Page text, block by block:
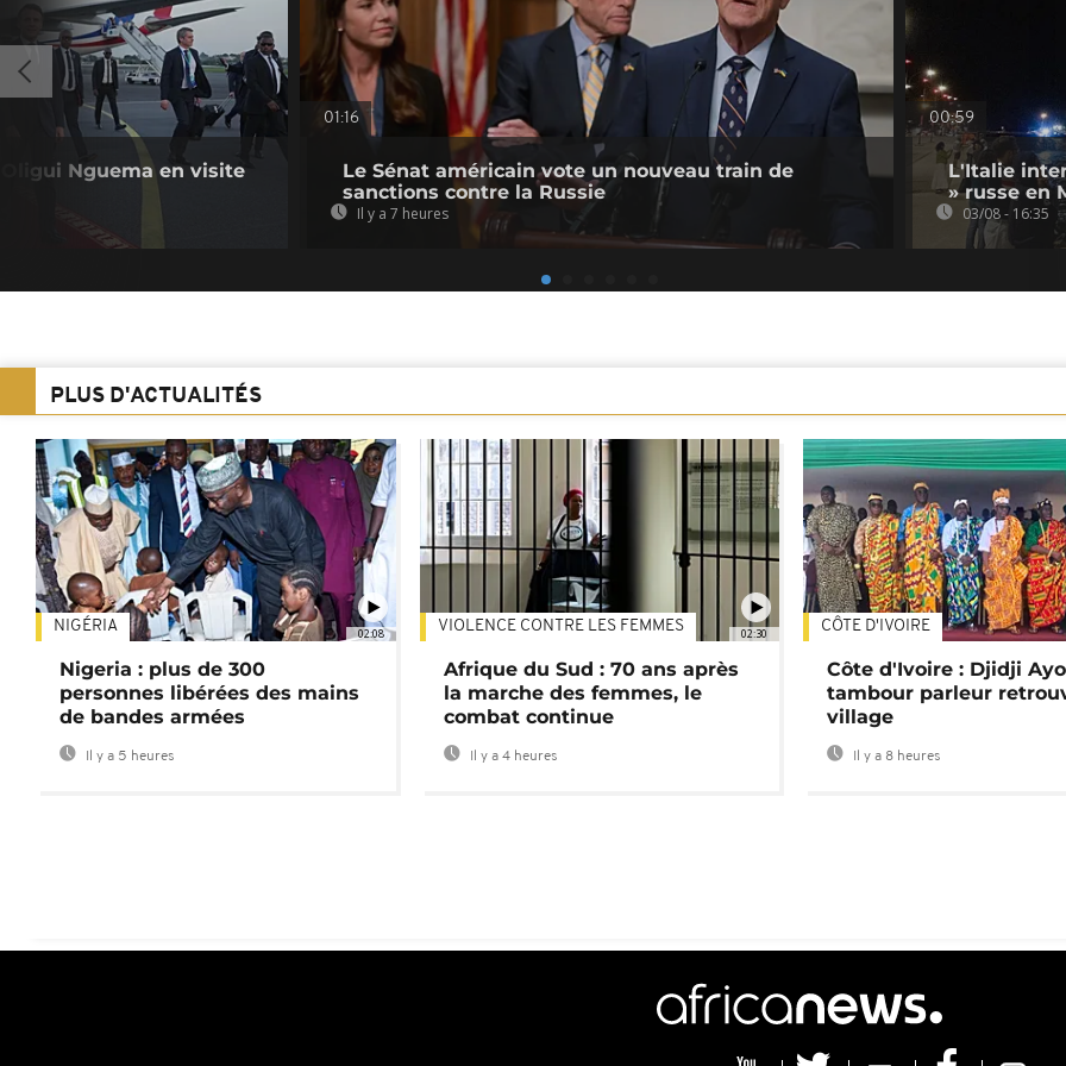
Nguema en visite
01:16
Le Sénat américain vote un nouveau train de
sanctions contre la Russie
Il y a 7 heures
00:59
L'Italie
» russe en
03/08 - 16:35
PLUS D'ACTUALITÉS
02:08
NIGÉRIA
Nigeria : plus de 300
personnes libérées des mains
de bandes armées
Il y a 5 heures
02:30
VIOLENCE CONTRE LES FEMMES
Afrique du Sud : 70 ans après
la marche des femmes, le
combat continue
Il y a 4 heures
CÔTE D'IVOIRE
Côte d'Ivoire : Djidji
tambour parleur
village
Il y a 8 heures